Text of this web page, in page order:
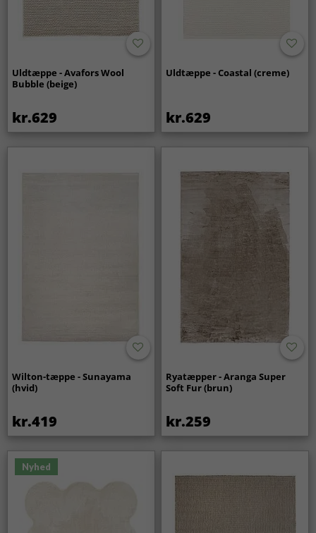
Uldtæppe - Avafors Wool
Bubble (beige)
kr.629
Uldtæppe - Coastal (creme)
kr.629
Wilton-tæppe - Sunayama
(hvid)
kr.419
Ryatæpper - Aranga Super
Soft Fur (brun)
kr.259
Nyhed